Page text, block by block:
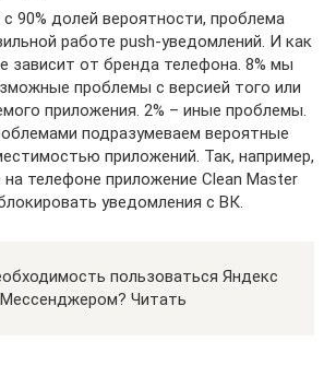
90% долей вероятности, проблема
работе push-уведомлений. И как
зависит от бренда телефона. 8% мы
проблемы с версией того или
приложения. 2% – иные проблемы.
подразумеваем вероятные
приложений. Так, например,
на телефоне приложение Clean Master
уведомления с ВК.
пользоваться Яндекс
Мессенджером? Читать